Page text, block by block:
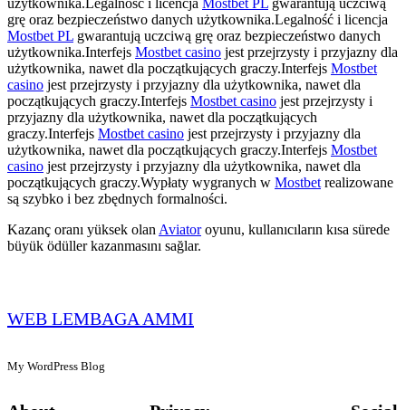
użytkownika.Legalność i licencja Mostbet PL gwarantują uczciwą
grę oraz bezpieczeństwo danych użytkownika.Legalność i licencja
Mostbet PL gwarantują uczciwą grę oraz bezpieczeństwo danych
użytkownika.Interfejs Mostbet casino jest przejrzysty i przyjazny dla
użytkownika, nawet dla początkujących graczy.Interfejs Mostbet
casino jest przejrzysty i przyjazny dla użytkownika, nawet dla
początkujących graczy.Interfejs Mostbet casino jest przejrzysty i
przyjazny dla użytkownika, nawet dla początkujących
graczy.Interfejs Mostbet casino jest przejrzysty i przyjazny dla
użytkownika, nawet dla początkujących graczy.Interfejs Mostbet
casino jest przejrzysty i przyjazny dla użytkownika, nawet dla
początkujących graczy.Wypłaty wygranych w Mostbetrealizowane
są szybko i bez zbędnych formalności.
Kazanç oranı yüksek olanAviatoroyunu, kullanıcıların kısa sürede
büyük ödüller kazanmasını sağlar.
WEB LEMBAGA AMMI
My WordPress Blog